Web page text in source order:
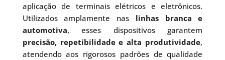
aplicação de terminais elétricos e eletrônicos.
Utilizados amplamente nas linhas branca e
automotiva, esses dispositivos garantem
precisão, repetibilidade e alta produtividade,
atendendo aos rigorosos padrões de qualidade